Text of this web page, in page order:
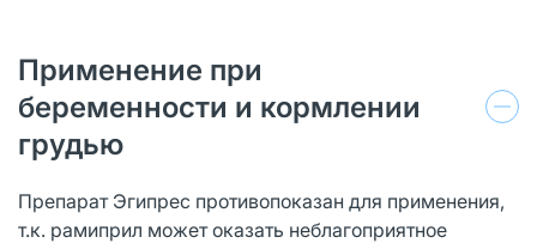
Применение при
беременности и кормлении
грудью
Препарат Эгипрес противопоказан для применения,
т.к. рамиприл может оказать неблагоприятное